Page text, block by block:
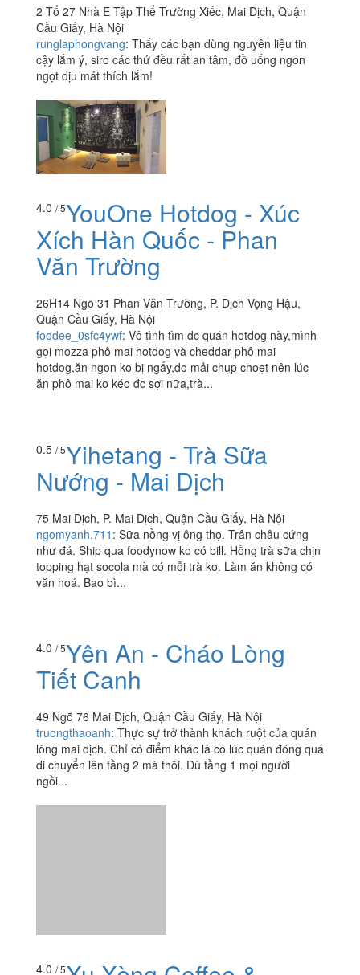
2 Tổ 27 Nhà E Tập Thể Trường Xiếc, Mai Dịch, Quận
Cầu Giấy, Hà Nội
runglaphongvang: Thấy các bạn dùng nguyên liệu tin
cậy lắm ý, siro các thứ đều rất an tâm, đồ uống ngon
ngọt dịu mát thích lắm!
4.0 / 5YouOne Hotdog - Xúc
Xích Hàn Quốc - Phan
Văn Trường
26H14 Ngõ 31 Phan Văn Trường, P. Dịch Vọng Hậu,
Quận Cầu Giấy, Hà Nội
foodee_0sfc4ywf: Vô tình tìm đc quán hotdog này,mình
gọi mozza phô mai hotdog và cheddar phô mai
hotdog,ăn ngon ko bị ngấy,do mải chụp choẹt nên lúc
ăn phô mai ko kéo đc sợi nữa,trà...
0.5/ 5Yihetang - Trà Sữa
Nướng - Mai Dịch
75 Mai Dịch, P. Mai Dịch, Quận Cầu Giấy, Hà Nội
văn hoá. Bao bì...
Yên An - Cháo Lòng